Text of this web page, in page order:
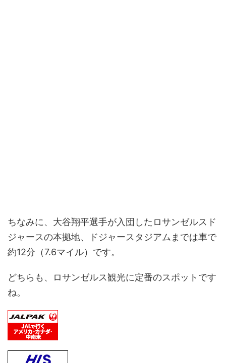
ちなみに、大谷翔平選手が入団したロサンゼルスド
ジャースの本拠地、ドジャースタジアムまでは車で
約12分（7.6マイル）です。
どちらも、ロサンゼルス観光に定番のスポットです
ね。